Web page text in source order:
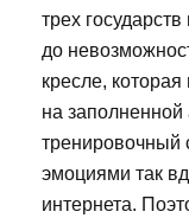
трех
до
кресле,
на заполненной
тренировочный
эмоциями так
интернета.